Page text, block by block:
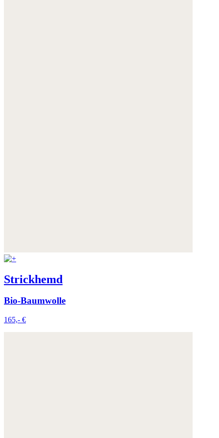
Strickhemd
Bio-Baumwolle
165,- €